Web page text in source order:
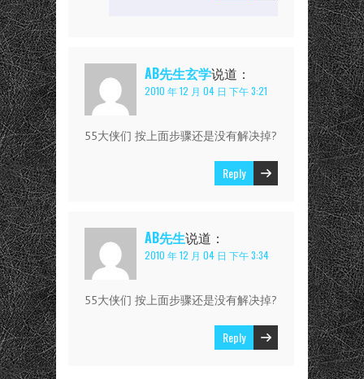
AB先生玄学说道：
2010 年 12 月 04 日 下午 3:21
55大侠们 按上面步骤还是没有解决掉?
Reply
AB先生说道：
2010 年 12 月 04 日 下午 3:34
55大侠们 按上面步骤还是没有解决掉?
Reply